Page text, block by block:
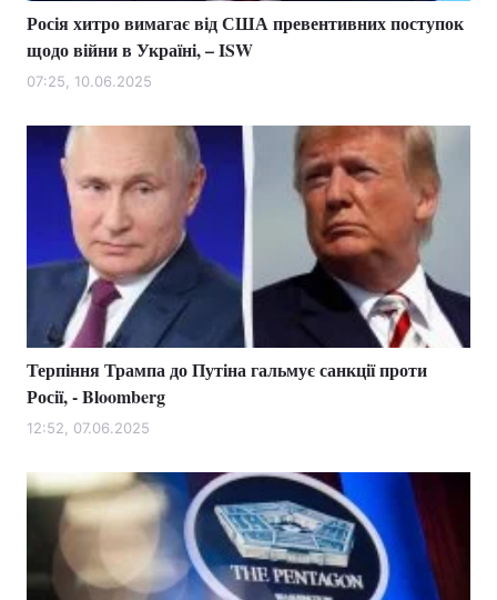
Росія хитро вимагає від США превентивних поступок
щодо війни в Україні, – ISW
07:25, 10.06.2025
Терпіння Трампа до Путіна гальмує санкції проти
Росії, - Bloomberg
12:52, 07.06.2025